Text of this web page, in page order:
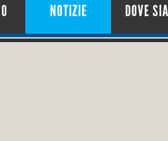
NOTIZIE DOVE